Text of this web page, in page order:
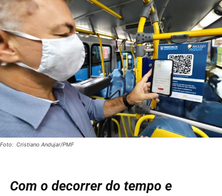
Foto: Cristiano Andujar/PMF
Com o decorrer do tempo e